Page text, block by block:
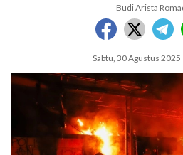
Budi Arista
Sabtu, 30 Agustus